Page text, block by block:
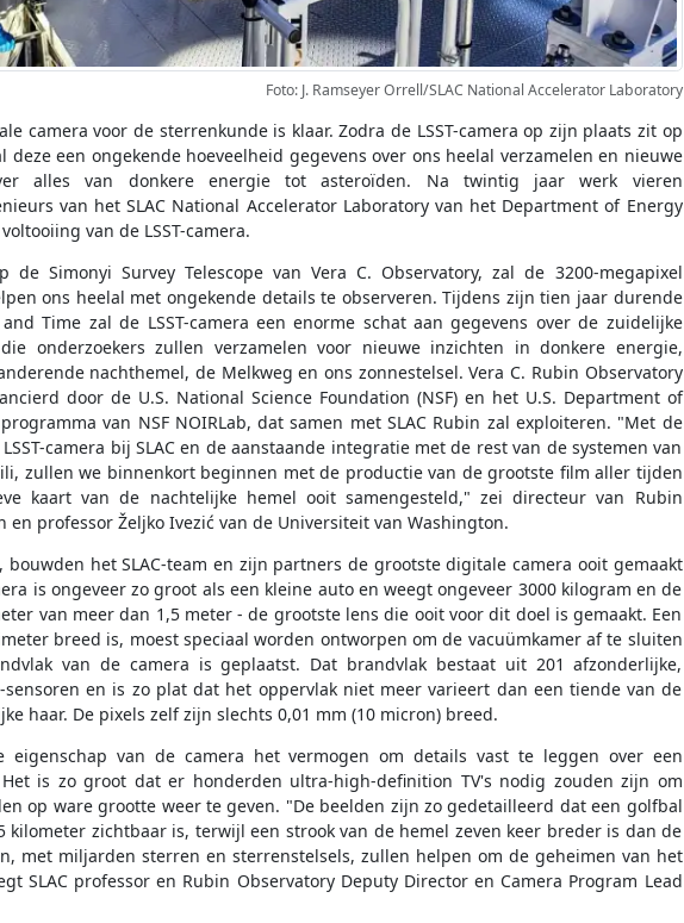
Foto: J. Ramseyer Orrell/SLAC National Accelerator Laboratory
camera voor de sterrenkunde is klaar. Zodra de LSST-camera op zijn plaats zit op
deze een ongekende hoeveelheid gegevens over ons heelal verzamelen en nieuwe
alles van donkere energie tot asteroïden. Na twintig jaar werk vieren
van het SLAC National Accelerator Laboratory van het Department of Energy
van de LSST-camera.
de Simonyi Survey Telescope van Vera C. Observatory, zal de 3200-megapixel
ons heelal met ongekende details te observeren. Tijdens zijn tien jaar durende
and Time zal de LSST-camera een enorme schat aan gegevens over de zuidelijke
onderzoekers zullen verzamelen voor nieuwe inzichten in donkere energie,
nachthemel, de Melkweg en ons zonnestelsel. Vera C. Rubin Observatory
door de U.S. National Science Foundation (NSF) en het U.S. Department of
van NSF NOIRLab, dat samen met SLAC Rubin zal exploiteren. "Met de
camera bij SLAC en de aanstaande integratie met de rest van de systemen van
zullen we binnenkort beginnen met de productie van de grootste film aller tijden
kaart van de nachtelijke hemel ooit samengesteld," zei directeur van Rubin
en professor Željko Ivezić van de Universiteit van Washington.
bouwden het SLAC-team en zijn partners de grootste digitale camera ooit gemaakt
is ongeveer zo groot als een kleine auto en weegt ongeveer 3000 kilogram en de
van meer dan 1,5 meter - de grootste lens die ooit voor dit doel is gemaakt. Een
breed is, moest speciaal worden ontworpen om de vacuümkamer af te sluiten
van de camera is geplaatst. Dat brandvlak bestaat uit 201 afzonderlijke,
sensoren en is zo plat dat het oppervlak niet meer varieert dan een tiende van de
haar. De pixels zelf zijn slechts 0,01 mm (10 micron) breed.
eigenschap van de camera het vermogen om details vast te leggen over een
is zo groot dat er honderden ultra-high-definition TV's nodig zouden zijn om
op ware grootte weer te geven. "De beelden zijn zo gedetailleerd dat een golfbal
kilometer zichtbaar is, terwijl een strook van de hemel zeven keer breder is dan de
met miljarden sterren en sterrenstelsels, zullen helpen om de geheimen van het
SLAC professor en Rubin Observatory Deputy Director en Camera Program Lead